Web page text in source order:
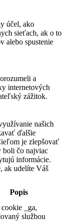
účel, ako
sieťach, ak o to
alebo spustenie
a
internetových
zážitok.
našich
ďalšie
je zlepšovať
boli čo najviac
informácie.
ak udelíte Váš
Popis
_ga,
službou